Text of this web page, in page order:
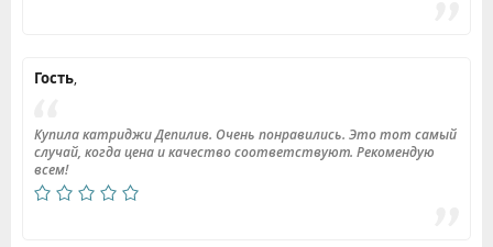
Гость,
Купила катриджи Депилив. Очень понравились. Это тот самый
случай, когда цена и качество соответствуют. Рекомендую
всем!